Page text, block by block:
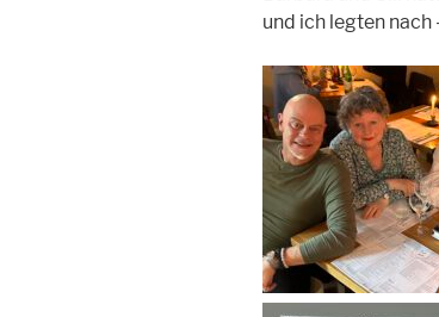
und ich legten nach